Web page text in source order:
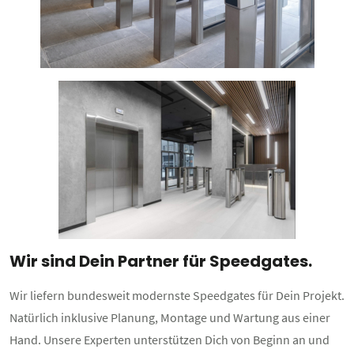
Wir sind Dein Partner für Speedgates.
Wir liefern bundesweit modernste Speedgates für Dein Projekt.
Natürlich inklusive Planung, Montage und Wartung aus einer
Hand. Unsere Experten unterstützen Dich von Beginn an und